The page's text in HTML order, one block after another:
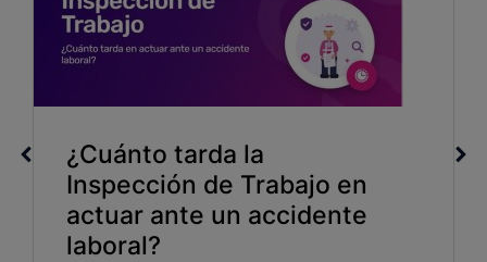
¿Cuánto tarda la
Inspección de Trabajo en
actuar ante un accidente
laboral?